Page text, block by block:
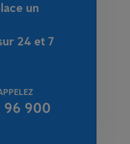
un
24 et 7
96 900